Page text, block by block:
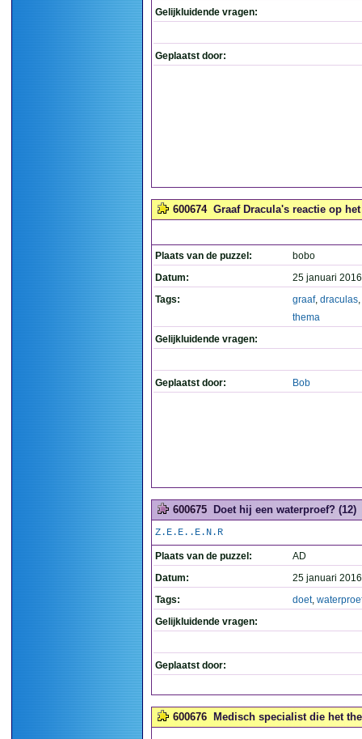
Gelijkluidende vragen:
Geplaatst door:
600674 Graaf Dracula's reactie op
Plaats van de puzzel:
bobo
Datum:
25 januari
Tags:
graaf, draculas,
thema
Gelijkluidende vragen:
Geplaatst door: Bob
600675 Doet hij een waterproef? (12)
Z.E.E..E.N.R
Plaats van de puzzel:
AD
Datum:
25 januari
Tags:
doet,
Gelijkluidende vragen:
Geplaatst door:
600676 Medisch specialist die het